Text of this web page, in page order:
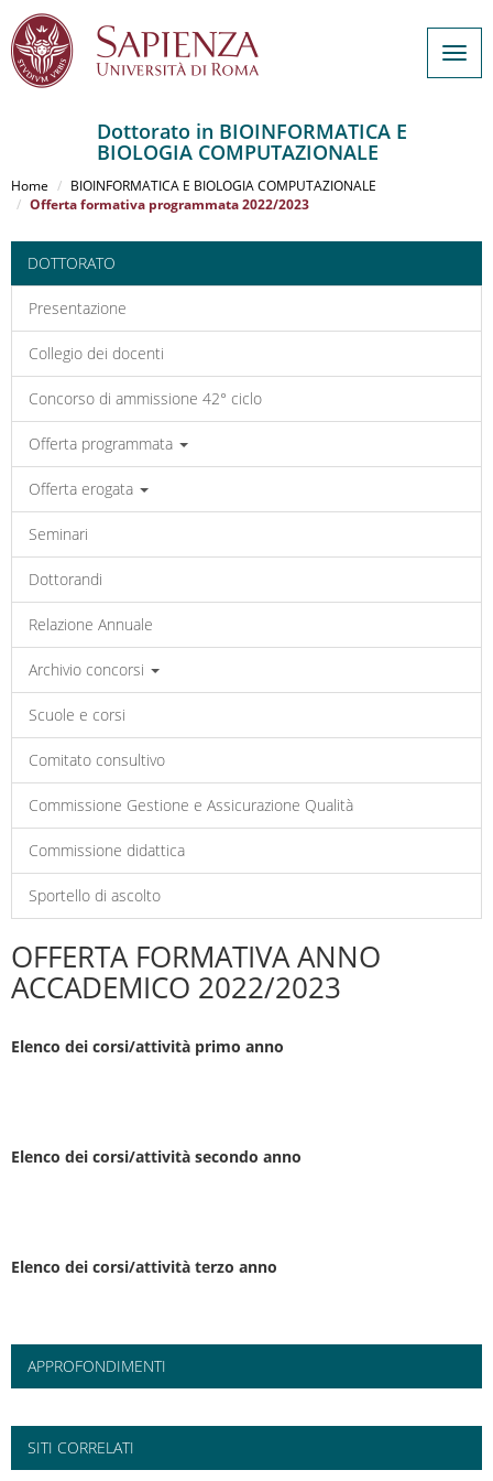
al
contenuto
Dottorato in BIOINFORMATICA E
BIOLOGIA COMPUTAZIONALE
Home
BIOINFORMATICA E BIOLOGIA COMPUTAZIONALE
Offerta formativa programmata 2022/2023
DOTTORATO
Presentazione
Collegio dei docenti
Concorso di ammissione 42° ciclo
Offerta programmata
Offerta erogata
Seminari
Dottorandi
Relazione Annuale
Archivio concorsi
Scuole e corsi
Comitato consultivo
Commissione Gestione e Assicurazione Qualità
Commissione didattica
Sportello di ascolto
OFFERTA FORMATIVA ANNO
ACCADEMICO 2022/2023
Elenco dei corsi/attività primo anno
Elenco dei corsi/attività secondo anno
Elenco dei corsi/attività terzo anno
APPROFONDIMENTI
SITI CORRELATI